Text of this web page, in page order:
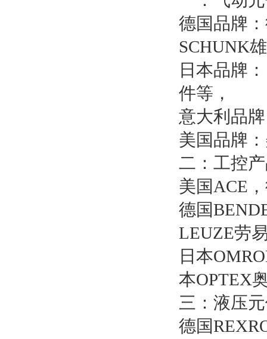
德国品牌
SCHUNK
日本品牌
件等，
意大利品
美国品牌
二：工控
美国ACE
德国
LEUZE劳
日本
本OPTEX
三：液压
德国